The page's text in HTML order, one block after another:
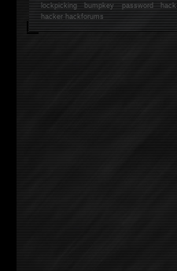
lockpicking bumpkey password hack
hackerhackforums